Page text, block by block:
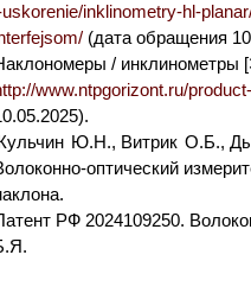
uskorenie/inklinometry-hl-
(дата обращения
/ инклинометры
www.ntpgorizont.ru/
Кульчин Ю.Н., Витрик О.Б.,
оптический
РФ 2024109250.